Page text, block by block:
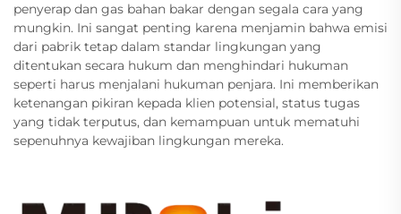
penyerap dan gas bahan bakar dengan segala cara yang
mungkin. Ini sangat penting karena menjamin bahwa emisi
dari pabrik tetap dalam standar lingkungan yang
ditentukan secara hukum dan menghindari hukuman
seperti harus menjalani hukuman penjara. Ini memberikan
ketenangan pikiran kepada klien potensial, status tugas
yang tidak terputus, dan kemampuan untuk mematuhi
sepenuhnya kewajiban lingkungan mereka.